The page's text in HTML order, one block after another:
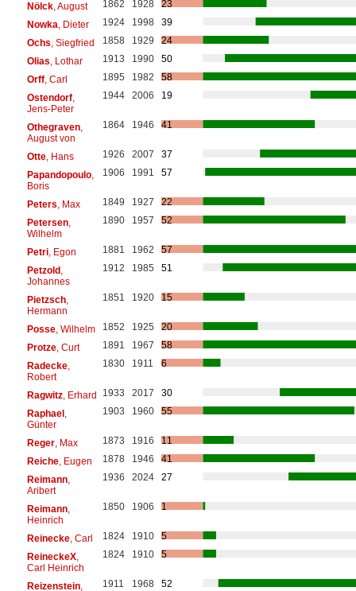
Nölck, August 1862 1928
23
Nowka , Dieter 1924 1998
39
Ochs , Siegfried 1858 1929
24
Olias , Lothar 1913 1990
50
Orff, Carl 1895 1982
58
Ostendorf,
Jens-Peter
1944 2006 19
Othegraven,
August von
1864 1946 41
Otte, Hans 1926 2007
37
Papandopoulo,
Boris
1906 1991 57
Peters , Max 1849 1927
22
Petersen,
Wilhelm
1890 1957 52
Petri, Egon 1881 1962
57
Petzold,
Johannes
1912 1985 51
Pietzsch,
Hermann
1851 1920 15
Posse, Wilhelm 1852 1925
20
Protze, Curt 1891 1967
58
Radecke,
Robert
1830 1911 6
Ragwitz, Erhard 1933 2017
30
Raphael,
Günter
1903 1960 55
Reger, Max 1873 1916
11
Reiche, Eugen 1878 1946
41
Reimann,
Aribert
1936 2024 27
Reimann,
Heinrich
1850 1906 1
Reinecke, Carl 1824 1910
5
ReineckeX,
Carl Heinrich
1824 1910 5
Reizenstein, 1911 1968 52